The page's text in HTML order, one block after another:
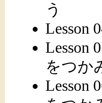
う
Lesson
Lesson
をつか
Lesson